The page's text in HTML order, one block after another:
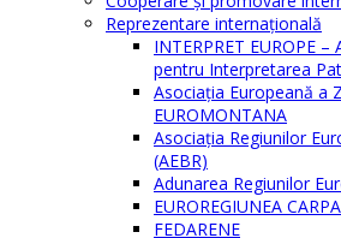
Reprezentare internaţională
INTERPRET EUROPE
pentru Interpretarea
Asociația Europeană a
EUROMONTANA
Asociația Regiunilor
(AEBR)
Adunarea Regiunilor
EUROREGIUNEA
FEDARENE